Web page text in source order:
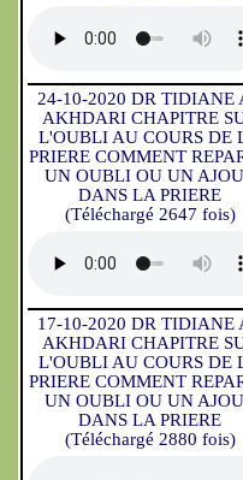
24-10-2020 DR TIDIANE
AKHDARI CHAPITRE
L'OUBLI AU COURS DE
PRIERE COMMENT
UN OUBLI OU UN
DANS LA PRIERE
(Téléchargé 2647 fois)
17-10-2020 DR TIDIANE
AKHDARI CHAPITRE
L'OUBLI AU COURS DE
PRIERE COMMENT
UN OUBLI OU UN
DANS LA PRIERE
(Téléchargé 2880 fois)